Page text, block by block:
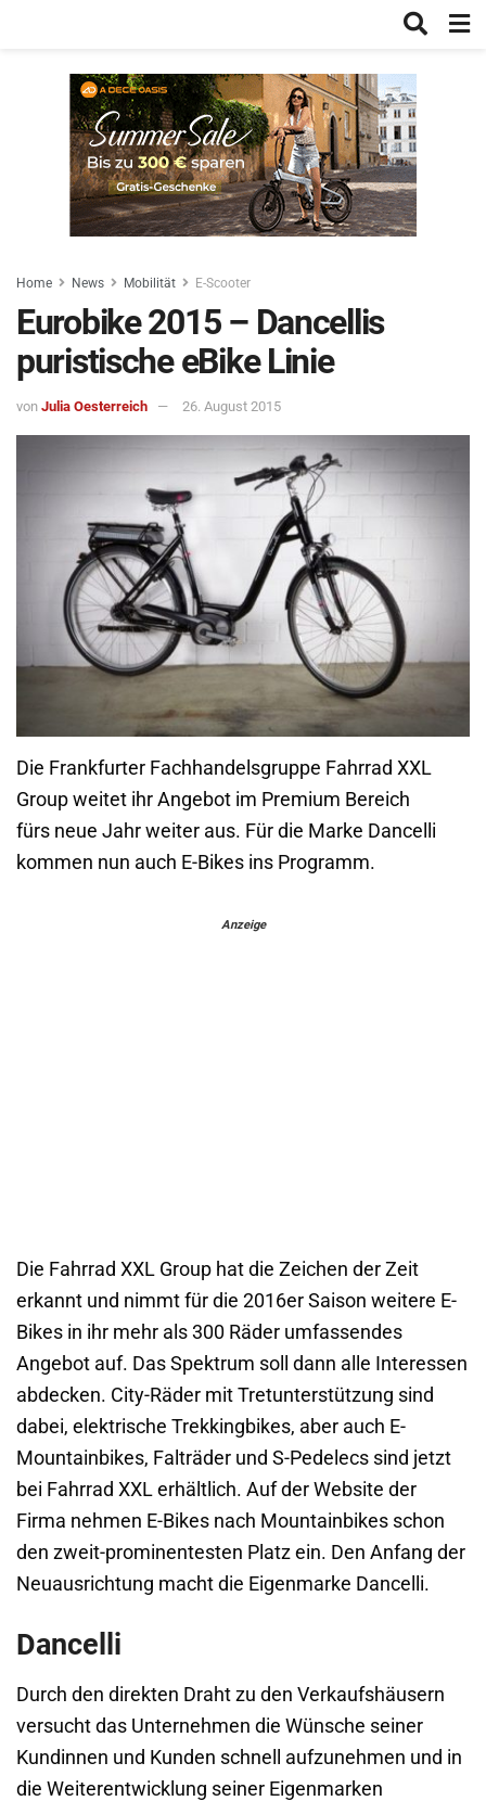
Home News Mobilität E-Scooter
Eurobike 2015 – Dancellis
puristische eBike Linie
von Julia Oesterreich 26. August 2015
Die Frankfurter Fachhandelsgruppe Fahrrad XXL
Group weitet ihr Angebot im Premium Bereich
fürs neue Jahr weiter aus. Für die Marke Dancelli
kommen nun auch E-Bikes ins Programm.
Anzeige
Die Fahrrad XXL Group hat die Zeichen der Zeit
erkannt und nimmt für die 2016er Saison weitere E-
Bikes in ihr mehr als 300 Räder umfassendes
Angebot auf. Das Spektrum soll dann alle Interessen
abdecken. City-Räder mit Tretunterstützung sind
dabei, elektrische Trekkingbikes, aber auch E-
Mountainbikes, Falträder und S-Pedelecs sind jetzt
bei Fahrrad XXL erhältlich. Auf der Website der
Firma nehmen E-Bikes nach Mountainbikes schon
den zweit-prominentesten Platz ein. Den Anfang der
Neuausrichtung macht die Eigenmarke Dancelli.
Dancelli
Durch den direkten Draht zu den Verkaufshäusern
versucht das Unternehmen die Wünsche seiner
Kundinnen und Kunden schnell aufzunehmen und in
die Weiterentwicklung seiner Eigenmarken